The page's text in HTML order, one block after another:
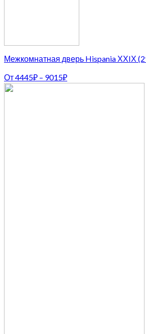
Межкомнатная дверь Hispania ХХIХ
От4445₽ – 9015₽